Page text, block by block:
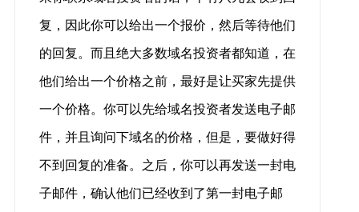
复，因此你可以给出一个报价，然后等待他们
的回复。而且绝大多数域名投资者都知道，在
他们给出一个价格之前，最好是让买家先提供
一个价格。你可以先给域名投资者发送电子邮
件，并且询问下域名的价格，但是，要做好得
不到回复的准备。之后，你可以再发送一封电
子邮件，确认他们已经收到了第一封电子邮